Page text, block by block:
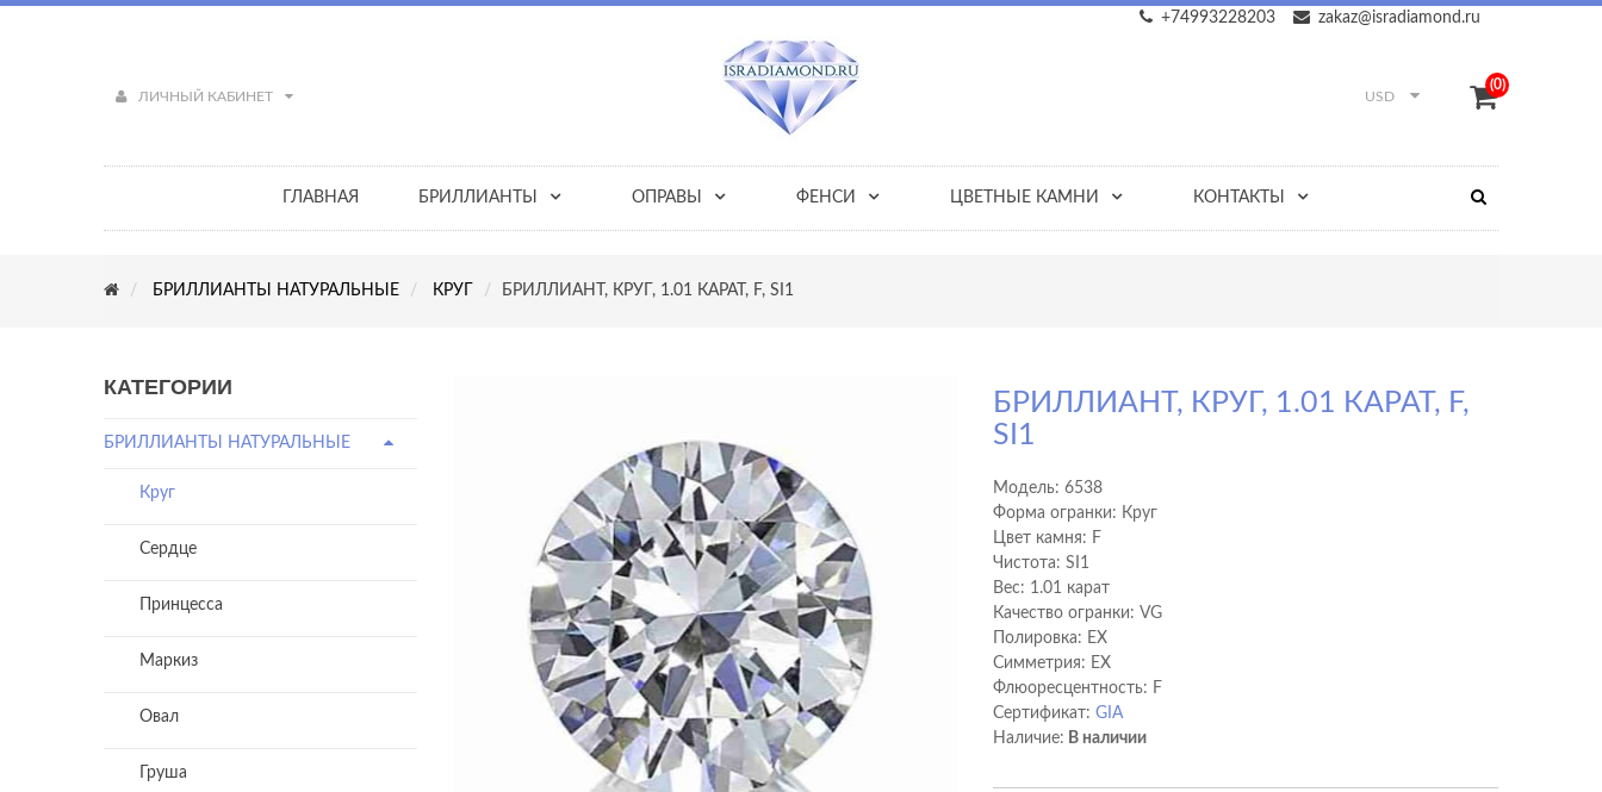
zakaz@isradiamond.ru
+74993228203
ЛИЧНЫЙ КАБИНЕТ USD
(0)
ГЛАВНАЯ БРИЛЛИАНТЫ ОПРАВЫ ФЕНСИ ЦВЕТНЫЕ КАМНИ КОНТАКТЫ
БРИЛЛИАНТЫ НАТУРАЛЬНЫЕ КРУГ БРИЛЛИАНТ, КРУГ, 1.01 КАРАТ, F, SI1
КАТЕГОРИИ
БРИЛЛИАНТЫ НАТУРАЛЬНЫЕ
Круг
Сердце
Принцесса
Маркиз
Овал
Груша
БРИЛЛИАНТ, КРУГ, 1.01 КАРАТ, F,
SI1
Модель:6538
Форма огранки: Круг
Цвет камня: F
Чистота: SI1
Вес: 1.01 карат
Качество огранки: VG
Полировка: EX
Cимметрия: EX
Флюоресцентность: F
Сертификат:GIA
Наличие: В наличии